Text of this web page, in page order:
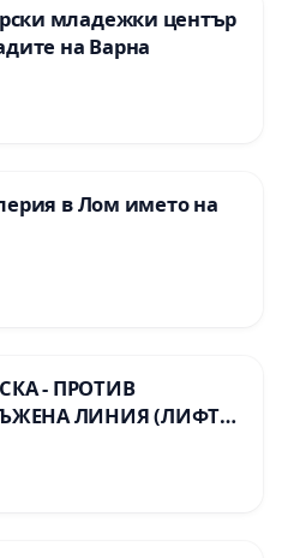
младежки център
на Варна
в Лом името на
- ПРОТИВ
ЛИНИЯ (ЛИФТ)
НА